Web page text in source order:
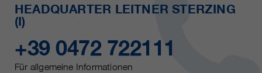
HEADQUARTER LEITNER STERZING
(I)
+39 0472 722111
Für allgemeine Informationen